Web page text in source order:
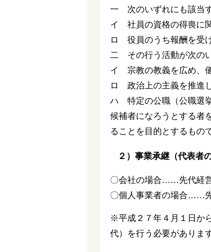
一 次のいずれにも該当
イ 社員の資格の得喪に
ロ 役員のうち報酬を受
二 その行う活動が次の
イ 宗教の教義を広め、
ロ 政治上の主義を推進
ハ 特定の公職（公職選
候補者になろうとする者
ることを目的とするもの
２）事業承継（代表者
〇会社の場合……先代経
〇個人事業者の場合……
※平成２７年４月１日か
代）を行う必要があります